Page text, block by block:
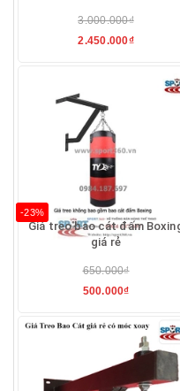
3.000.000₫
2.450.000₫
-23%
Giá treo bao cát đấm
giá rẻ
650.000₫
500.000₫